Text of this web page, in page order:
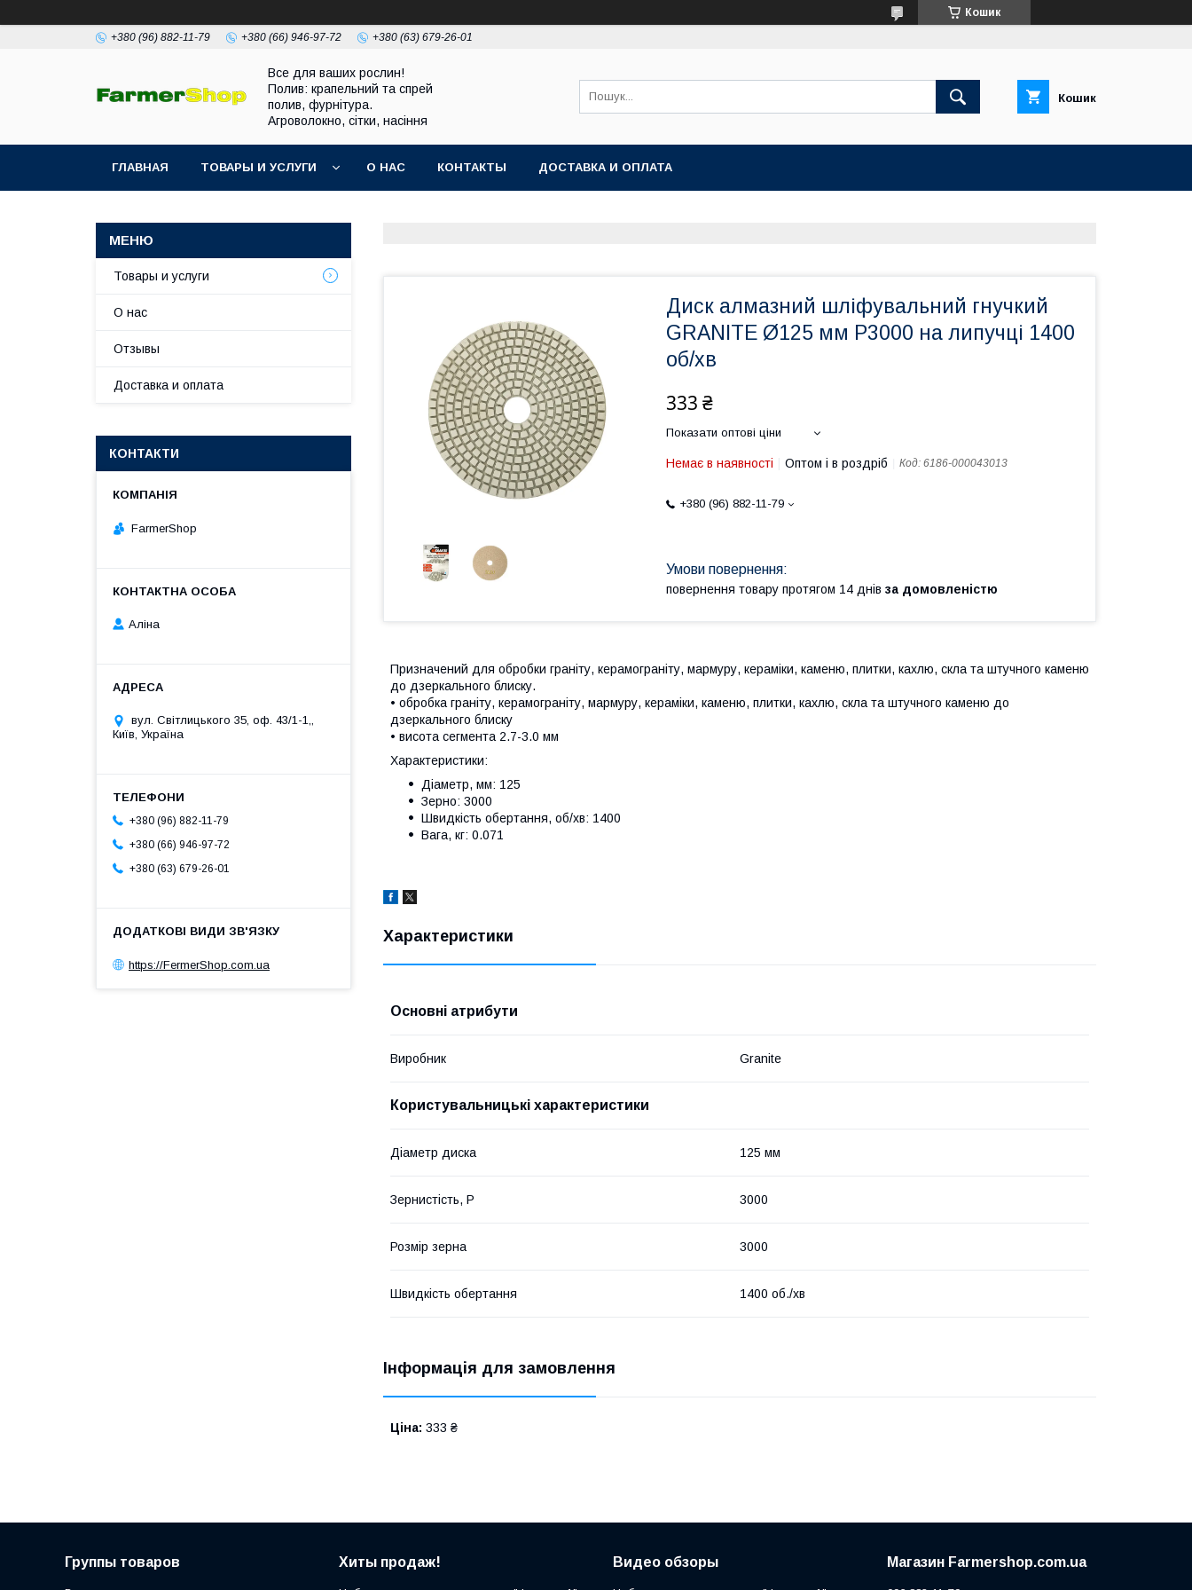
Кошик
+380 (96) 882-11-79 +380 (66) 946-97-72 +380 (63) 679-26-01
Все для ваших рослин!
Полив: крапельний та спрей
полив, фурнітура.
Агроволокно, сітки, насіння
Кошик
ГЛАВНАЯ ТОВАРЫ И УСЛУГИ О НАС КОНТАКТЫ ДОСТАВКА И ОПЛАТА
Диск алмазний шліфувальний гнучкий
GRANITE Ø125 мм P3000 на липучці 1400
об/хв
333 ₴
Показати оптові ціни
Немає в наявності Оптом і в роздріб Код: 6186-000043013
+380 (96) 882-11-79
повернення товару протягом 14 днів за домовленістю
Призначений для обробки граніту, керамограніту, мармуру, кераміки, каменю, плитки, кахлю, скла та штучного каменю
до дзеркального блиску.
• обробка граніту, керамограніту, мармуру, кераміки, каменю, плитки, кахлю, скла та штучного каменю до
дзеркального блиску
• висота сегмента 2.7-3.0 мм
Характеристики:
Діаметр, мм: 125
Зерно: 3000
Швидкість обертання, об/хв: 1400
Вага, кг: 0.071
Характеристики
Основні атрибути
Виробник Granite
Користувальницькі характеристики
Діаметр диска 125 мм
Зернистість, Р 3000
Розмір зерна 3000
Швидкість обертання 1400 об./хв
Інформація для замовлення
Ціна: 333 ₴
Товары и услуги
О нас
Отзывы
Доставка и оплата
КОНТАКТИ
FarmerShop
Аліна
вул. Світлицького 35, оф. 43/1-1,,
Київ, Україна
+380 (96) 882-11-79
+380 (66) 946-97-72
+380 (63) 679-26-01
https://FermerShop.com.ua
Группы товаров Хиты продаж! Видео обзоры Магазин Farmershop.com.ua